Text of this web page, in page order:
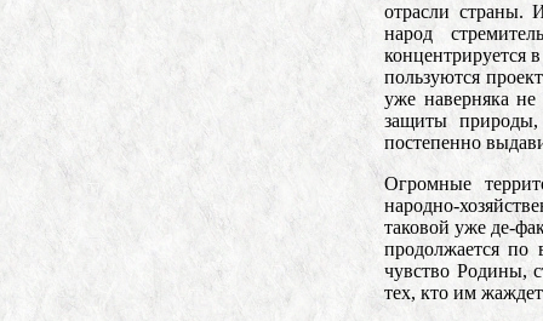
отрасли страны.
народ
концентрируется
пользуются
уже наверняка
защиты
постепенно
Огромные
народно-
таковой уже де-
продолжается по
чувство Родины,
тех, кто им